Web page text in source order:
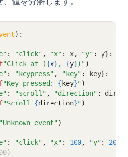
):
: "click" , "x" : x, "y" : y}:
f"Click at ({x} , {y})")
: "keypress" , "key" : key}:
f"Key pressed: { key}")
: "scroll" , "direction" :
f"Scroll {direction}")
"Unknown event")
: "click" , "x" : 100, "y" : 200